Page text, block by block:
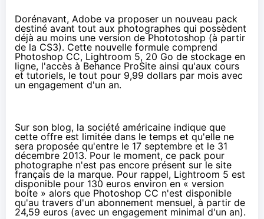
Dorénavant, Adobe va proposer un nouveau pack
destiné avant tout aux photographes qui possèdent
déjà au moins une version de Phototoshop (à partir
de la CS3). Cette nouvelle formule comprend
Photoshop CC, Lightroom 5, 20 Go de stockage en
ligne, l'accès à Behance ProSite ainsi qu'aux cours
et tutoriels, le tout pour 9,99 dollars par mois avec
un engagement d'un an.
Sur son blog, la société américaine indique que
cette offre est limitée dans le temps et qu'elle ne
sera proposée qu'entre le 17 septembre et le 31
décembre 2013. Pour le moment, ce pack pour
photographe n'est pas encore présent sur le site
français de la marque. Pour rappel, Lightroom 5 est
disponible pour 130 euros environ en « version
boite » alors que Photoshop CC n'est disponible
qu'au travers d'un abonnement mensuel, à partir de
24,59 euros (avec un engagement minimal d'un an).